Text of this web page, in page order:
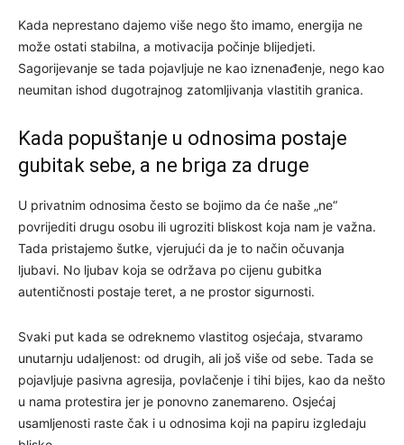
Kada neprestano dajemo više nego što imamo, energija ne
može ostati stabilna, a motivacija počinje blijedjeti.
Sagorijevanje se tada pojavljuje ne kao iznenađenje, nego kao
neumitan ishod dugotrajnog zatomljivanja vlastitih granica.
Kada popuštanje u odnosima postaje
gubitak sebe, a ne briga za druge
U privatnim odnosima često se bojimo da će naše „ne“
povrijediti drugu osobu ili ugroziti bliskost koja nam je važna.
Tada pristajemo šutke, vjerujući da je to način očuvanja
ljubavi. No ljubav koja se održava po cijenu gubitka
autentičnosti postaje teret, a ne prostor sigurnosti.
Svaki put kada se odreknemo vlastitog osjećaja, stvaramo
unutarnju udaljenost: od drugih, ali još više od sebe. Tada se
pojavljuje pasivna agresija, povlačenje i tihi bijes, kao da nešto
u nama protestira jer je ponovno zanemareno. Osjećaj
usamljenosti raste čak i u odnosima koji na papiru izgledaju